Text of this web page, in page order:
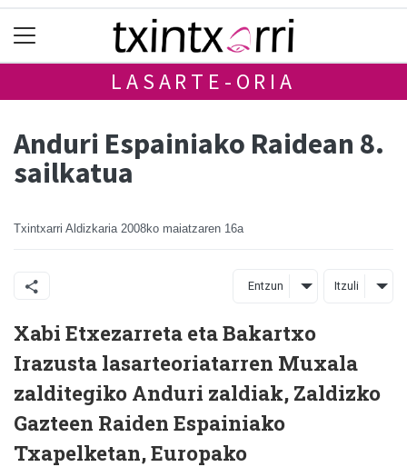
LASARTE-ORIA
Anduri Espainiako Raidean 8.
sailkatua
Txintxarri Aldizkaria 2008ko maiatzaren 16a
Entzun Itzuli
Xabi Etxezarreta eta Bakartxo
Irazusta lasarteoriatarren Muxala
zalditegiko Anduri zaldiak, Zaldizko
Gazteen Raiden Espainiako
Txapelketan, Europako